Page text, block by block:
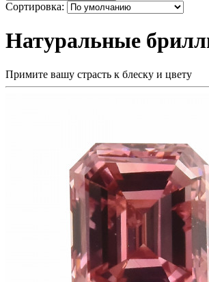
Сортировка:
Натуральные
Примите вашу страсть к блеску и цвету